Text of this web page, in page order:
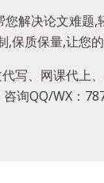
解决论文难题,
,保质保量,让您的
写、网课代上
咨询QQ/WX：